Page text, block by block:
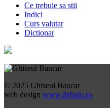
Ce trebuie sa stii
Indici
Curs valutar
Dictionar
© 2025 Ghiseul Bancar
web design www.dehalo.ro